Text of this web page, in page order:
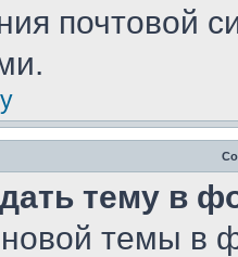
почтовой
тему в
темы в